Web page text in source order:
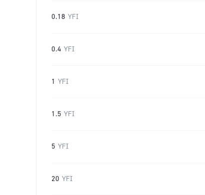
0.18 YFI
0.4 YFI
1 YFI
1.5 YFI
5 YFI
20 YFI